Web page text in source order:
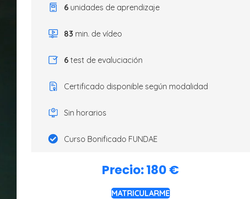
6unidades de aprendizaje
83 min. de vídeo
6test de evaluciación
Certificado disponible según modalidad
Sin horarios
Curso Bonificado FUNDAE
Precio: 180 €
MATRICULARME